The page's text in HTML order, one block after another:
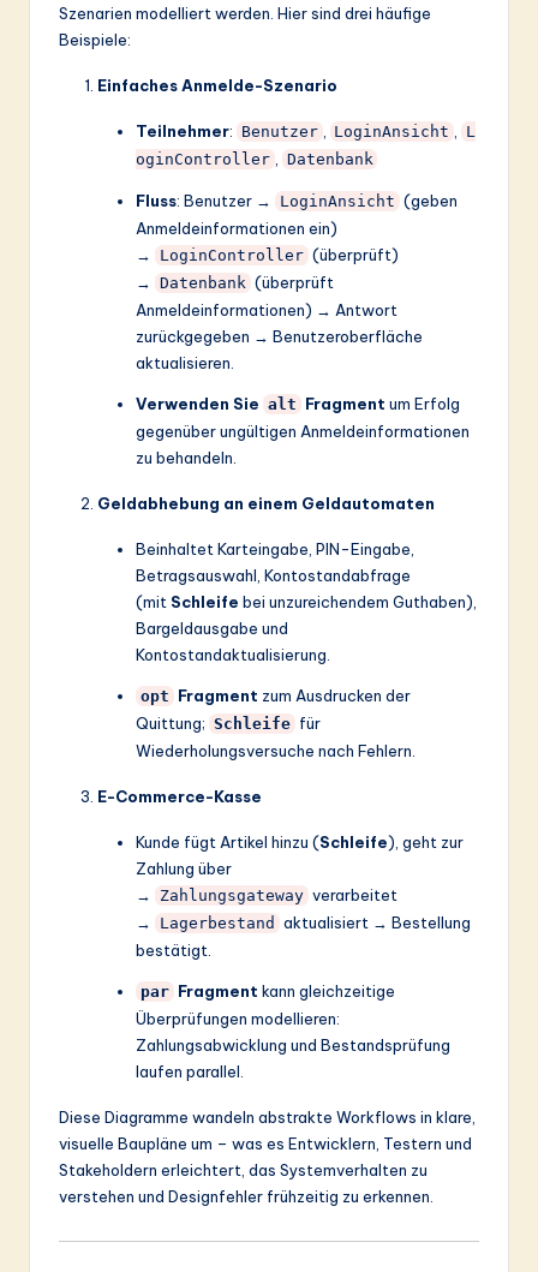
Szenarien modelliert werden. Hier sind drei häufige
Beispiele:
Einfaches Anmelde-Szenario
Teilnehmer: Benutzer LoginAnsicht
L
oginController
Datenbank
Fluss: Benutzer → LoginAnsicht (geben
Anmeldeinformationen ein)
→
LoginController (überprüft)
→ Datenbank (überprüft
Anmeldeinformationen) → Antwort
zurückgegeben → Benutzeroberfläche
aktualisieren.
Verwenden Sie alt Fragment um Erfolg
gegenüber ungültigen Anmeldeinformationen
zu behandeln.
Geldabhebung an einem Geldautomaten
Beinhaltet Karteingabe, PIN-Eingabe,
Betragsauswahl, Kontostandabfrage
(mit Schleife bei unzureichendem Guthaben),
Bargeldausgabe und
Kontostandaktualisierung.
opt Fragment zum Ausdrucken der
Quittung; Schleife für
Wiederholungsversuche nach Fehlern.
E-Commerce-Kasse
Kunde fügt Artikel hinzu (Schleife), geht zur
Zahlung über
→
Zahlungsgateway verarbeitet
→
Lagerbestand aktualisiert → Bestellung
bestätigt.
par Fragment kann gleichzeitige
Überprüfungen modellieren:
Zahlungsabwicklung und Bestandsprüfung
laufen parallel.
Diese Diagramme wandeln abstrakte Workflows in klare,
visuelle Baupläne um – was es Entwicklern, Testern und
Stakeholdern erleichtert, das Systemverhalten zu
verstehen und Designfehler frühzeitig zu erkennen.